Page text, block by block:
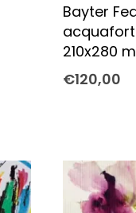
Bayter
210x280
€120,00